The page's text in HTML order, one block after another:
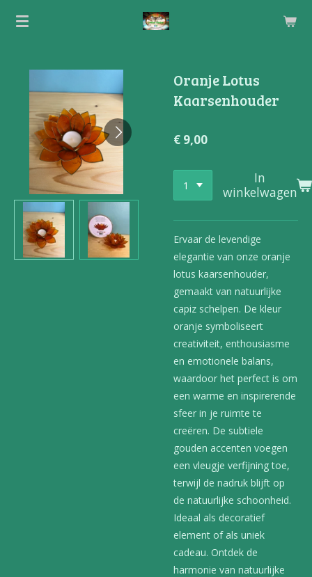
Ga
Oranje Lotus
Kaarsenhouder
€ 9,00
In
winkelwagen
Ervaar de levendige
elegantie van onze oranje
lotus kaarsenhouder,
gemaakt van natuurlijke
capiz schelpen. De kleur
oranje symboliseert
creativiteit, enthousiasme
en emotionele balans,
waardoor het perfect is om
een warme en inspirerende
sfeer in je ruimte te
creëren. De subtiele
gouden accenten voegen
een vleugje verfijning toe,
terwijl de nadruk blijft op
de natuurlijke schoonheid.
Ideaal als decoratief
element of als uniek
cadeau. Ontdek de
harmonie van natuurlijke